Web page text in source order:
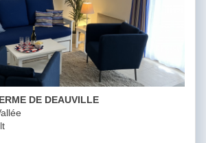
FERME DE DEAUVILLE